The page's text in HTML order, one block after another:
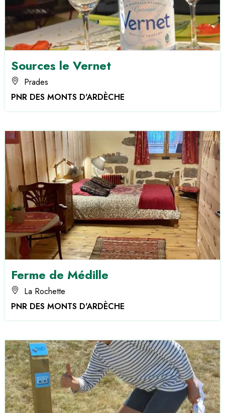
Sources le Vernet
Prades
PNR DES MONTS D'ARDÈCHE
Ferme de Médille
La Rochette
PNR DES MONTS D'ARDÈCHE